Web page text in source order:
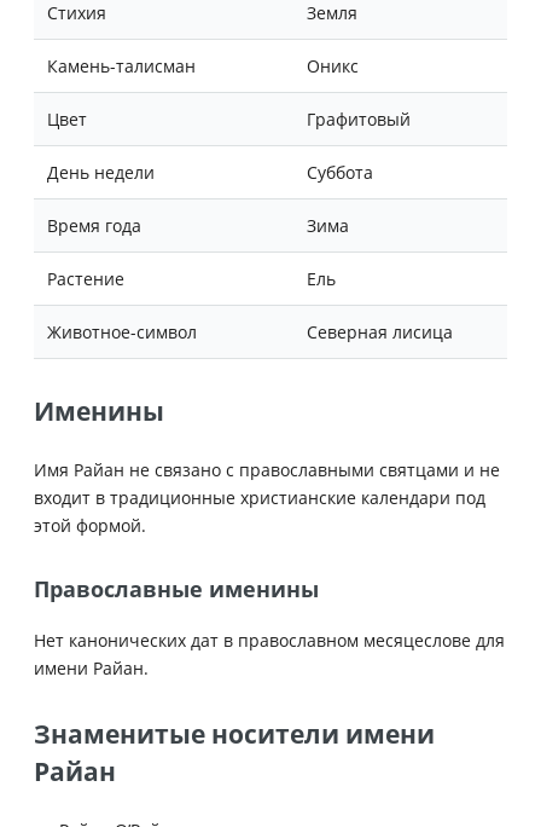
Стихия Земля
Камень-талисман Оникс
Цвет Графитовый
День недели Суббота
Время года Зима
Растение Ель
Животное-символ Северная лисица
Именины
Имя Райан не связано с православными святцами и не
входит в традиционные христианские календари под
этой формой.
Православные именины
Нет канонических дат в православном месяцеслове для
имени Райан.
Знаменитые носители имени
Райан